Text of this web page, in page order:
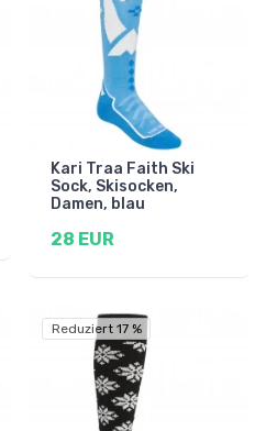
Kari Traa Faith Ski
Sock, Skisocken,
Damen, blau
28 EUR
Reduziert 17 %